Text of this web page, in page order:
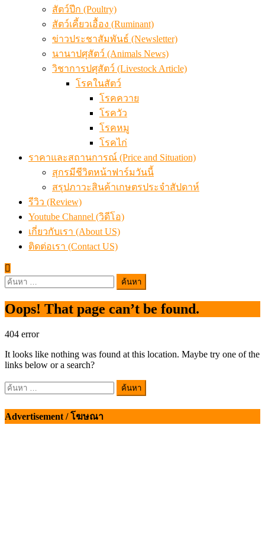
สัตว์ปีก (Poultry)
สัตว์เคี้ยวเอื้อง (Ruminant)
ข่าวประชาสัมพันธ์ (Newsletter)
นานาปศุสัตว์ (Animals News)
วิชาการปศุสัตว์ (Livestock Article)
โรคในสัตว์
โรคควาย
โรควัว
โรคหมู
โรคไก่
ราคาและสถานการณ์ (Price and Situation)
สุกรมีชีวิตหน้าฟาร์มวันนี้
สรุปภาวะสินค้าเกษตรประจำสัปดาห์
รีวิว (Review)
Youtube Channel (วิดีโอ)
เกี่ยวกับเรา (About US)
ติดต่อเรา (Contact US)
ค้นหา
Oops! That page can’t be found.
404 error
It looks like nothing was found at this location. Maybe try one of the
links below or a search?
ค้นหา
Advertisement / โฆษณา